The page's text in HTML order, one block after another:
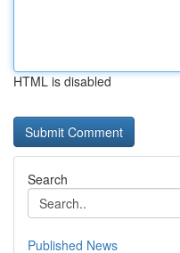
HTML is disabled
Search
Published News